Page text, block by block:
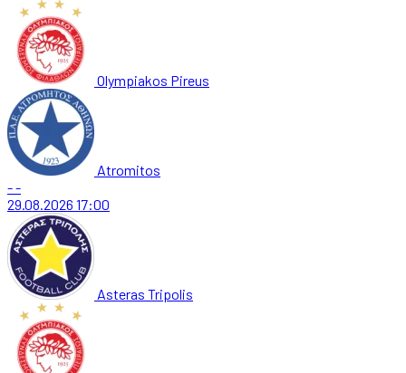
Olympiakos Pireus
Atromitos
--
29.08.2026 17:00
Asteras Tripolis